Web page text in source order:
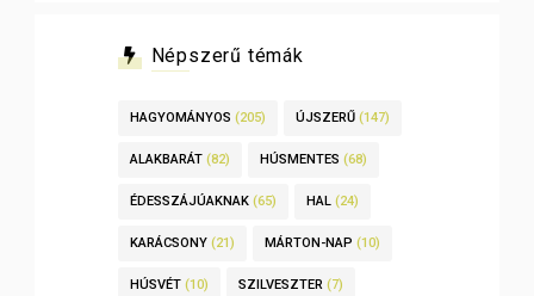
Népszerű témák
HAGYOMÁNYOS (205) ÚJSZERŰ (147)
ALAKBARÁT (82) HÚSMENTES (68)
ÉDESSZÁJÚAKNAK (65) HAL (24)
KARÁCSONY (21) MÁRTON-NAP (10)
HÚSVÉT (10) SZILVESZTER (7)